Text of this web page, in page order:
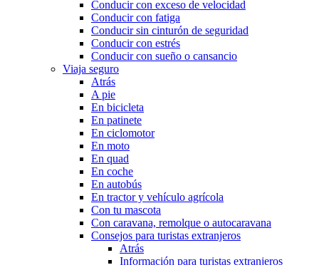
Conducir con exceso de velocidad
Conducir con fatiga
Conducir sin cinturón de seguridad
Conducir con estrés
Conducir con sueño o cansancio
Viaja seguro
Atrás
A pie
En bicicleta
En patinete
En ciclomotor
En moto
En quad
En coche
En autobús
En tractor y vehículo agrícola
Con tu mascota
Con caravana, remolque o autocaravana
Consejos para turistas extranjeros
Atrás
Información para turistas extranjeros